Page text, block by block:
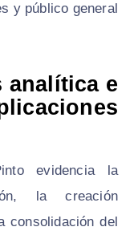
y público general.
analítica e
evidencia la
la creación
consolidación del